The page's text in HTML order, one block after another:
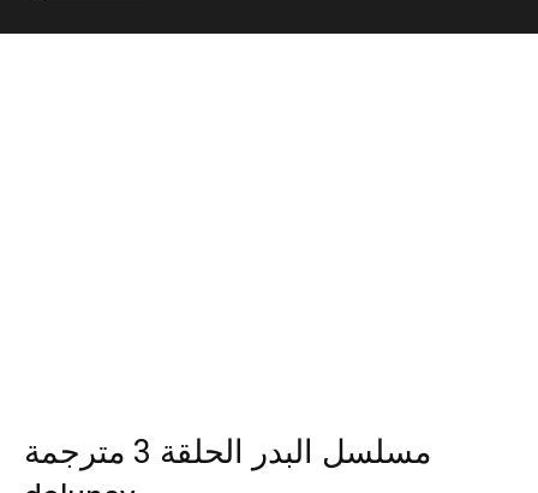
مسلسل البدر الحلقة 3 مترجمة